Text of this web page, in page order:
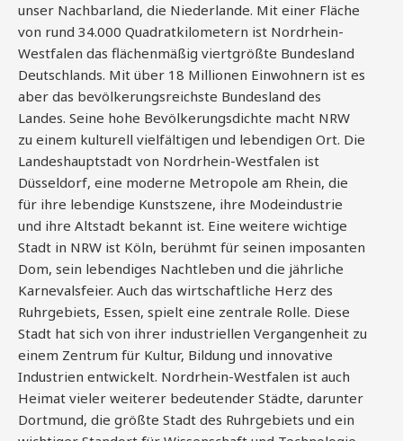
unser Nachbarland, die Niederlande. Mit einer Fläche
von rund 34.000 Quadratkilometern ist Nordrhein-
Westfalen das flächenmäßig viertgrößte Bundesland
Deutschlands. Mit über 18 Millionen Einwohnern ist es
aber das bevölkerungsreichste Bundesland des
Landes. Seine hohe Bevölkerungsdichte macht NRW
zu einem kulturell vielfältigen und lebendigen Ort. Die
Landeshauptstadt von Nordrhein-Westfalen ist
Düsseldorf, eine moderne Metropole am Rhein, die
für ihre lebendige Kunstszene, ihre Modeindustrie
und ihre Altstadt bekannt ist. Eine weitere wichtige
Stadt in NRW ist Köln, berühmt für seinen imposanten
Dom, sein lebendiges Nachtleben und die jährliche
Karnevalsfeier. Auch das wirtschaftliche Herz des
Ruhrgebiets, Essen, spielt eine zentrale Rolle. Diese
Stadt hat sich von ihrer industriellen Vergangenheit zu
einem Zentrum für Kultur, Bildung und innovative
Industrien entwickelt. Nordrhein-Westfalen ist auch
Heimat vieler weiterer bedeutender Städte, darunter
Dortmund, die größte Stadt des Ruhrgebiets und ein